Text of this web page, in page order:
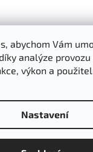
abychom Vám
analýze
výkon a
Nastavení
3D Manufaktura